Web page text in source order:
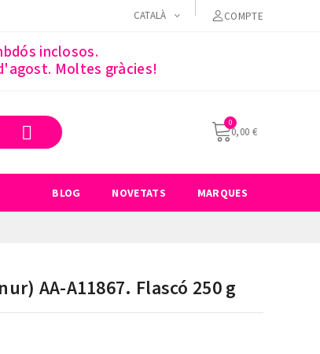
CATALÀ COMPTE
inclosos.
Moltes gràcies!
0,00 €
BLOG NOVETATS MARQUES
AA-A11867. Flascó 250 g